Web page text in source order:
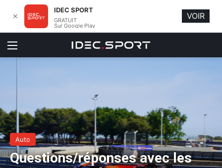
Menu
Auto
Questions/réponses avec les
✕
IDEC SPORT
GRATUIT
Sur Google Play
VOIR